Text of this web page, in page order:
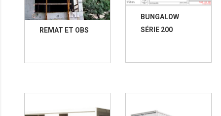
REMAT ET OBS
BUNGALOW
SÉRIE 200